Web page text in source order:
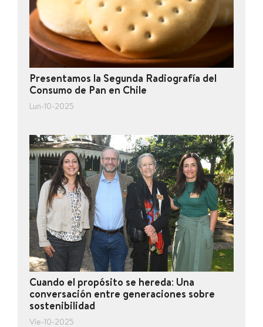
Presentamos la Segunda Radiografía del
Consumo de Pan en Chile
Lun-10-2025
Cuando el propósito se hereda: Una
conversación entre generaciones sobre
sostenibilidad
Vie-10-2025